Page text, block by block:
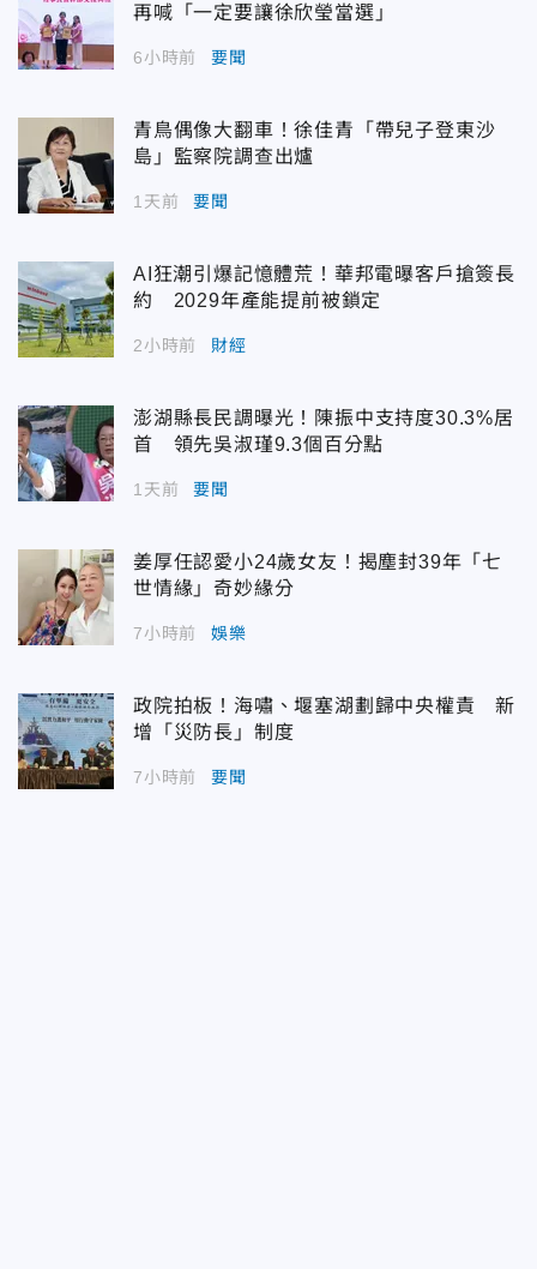
再喊「一定要讓徐欣瑩當選」
6小時前 要聞
青鳥偶像大翻車！徐佳青「帶兒子登東沙
島」監察院調查出爐
1天前 要聞
AI狂潮引爆記憶體荒！華邦電曝客戶搶簽長
約 2029年產能提前被鎖定
2小時前 財經
澎湖縣長民調曝光！陳振中支持度30.3%居
首 領先吳淑瑾9.3個百分點
1天前 要聞
姜厚任認愛小24歲女友！揭塵封39年「七
世情緣」奇妙緣分
7小時前 娛樂
政院拍板！海嘯、堰塞湖劃歸中央權責 新
增「災防長」制度
7小時前 要聞